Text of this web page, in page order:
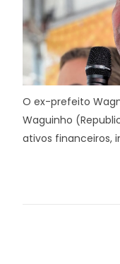
O ex-prefeito
Waguinho
ativos financeiros,